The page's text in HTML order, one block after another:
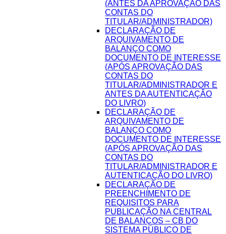
(ANTES DA APROVAÇÃO DAS
CONTAS DO
TITULAR/ADMINISTRADOR)
DECLARAÇÃO DE
ARQUIVAMENTO DE
BALANÇO COMO
DOCUMENTO DE INTERESSE
(APÓS APROVAÇÃO DAS
CONTAS DO
TITULAR/ADMINISTRADOR E
ANTES DA AUTENTICAÇÃO
DO LIVRO)
DECLARAÇÃO DE
ARQUIVAMENTO DE
BALANÇO COMO
DOCUMENTO DE INTERESSE
(APÓS APROVAÇÃO DAS
CONTAS DO
TITULAR/ADMINISTRADOR E
AUTENTICAÇÃO DO LIVRO)
DECLARAÇÃO DE
PREENCHIMENTO DE
REQUISITOS PARA
PUBLICAÇÃO NA CENTRAL
DE BALANÇOS – CB DO
SISTEMA PÚBLICO DE